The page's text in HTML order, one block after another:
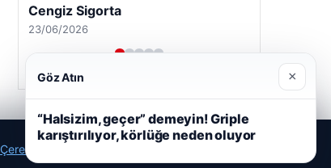
Cengiz Sigorta
23/06/2026
Çerez Politikamız
Göz Atın ×
“Halsizim, geçer” demeyin! Griple
karıştırılıyor, körlüğe neden oluyor